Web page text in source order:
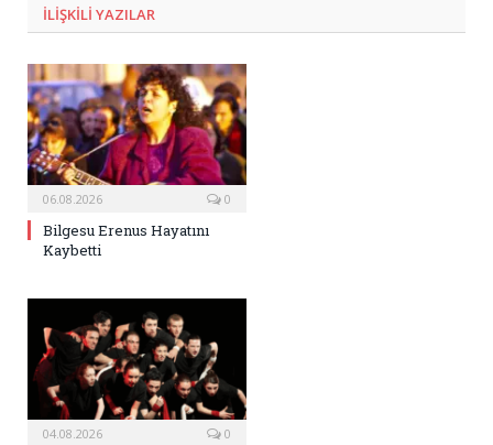
ILIŞKILI YAZILAR
06.08.2026 0
Bilgesu Erenus Hayatını
Kaybetti
04.08.2026 0